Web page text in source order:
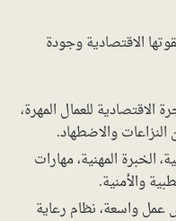
الاقتصادية وجودة
الاقتصادية للعمال المهرة،
النزاعات والاضطهاد.
الخبرة المهنية، مهارات
والأمنية.
عمل واسعة، نظام رعاية